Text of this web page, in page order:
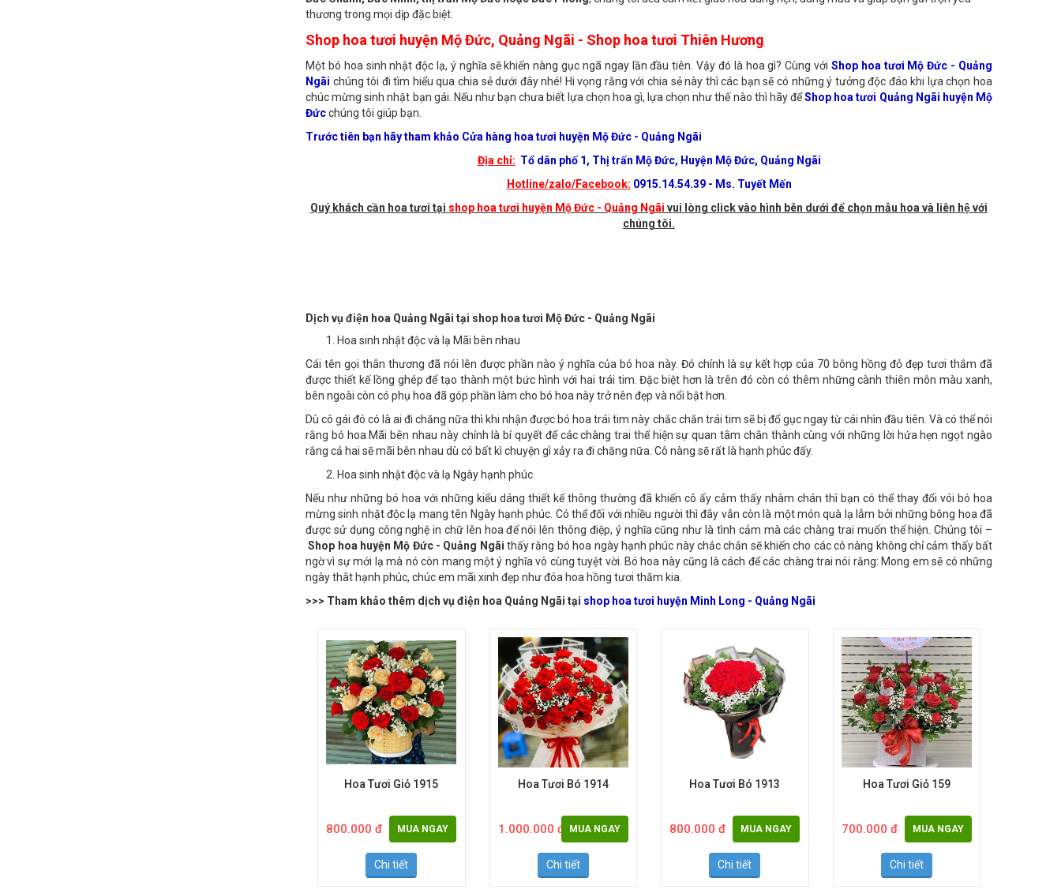
chuyên nghiệp. Dù người nhận ở
xã Long Phụng, xã Mỏ Cày, xã Mộ Đức, xã Lân Phong hay các địa danh cũ như
Đức Nhuận, Đức Hiệp,
Đức Chánh, Đức Minh, thị trấn Mộ Đức hoặc Đức Phong
thương trong mọi dịp đặc biệt.
Shop hoa tươi huyện Mộ Đức, Quảng Ngãi - Shop hoa tươi Thiên Hương
Một bó hoa sinh nhật độc lạ, ý nghĩa sẽ khiến nàng gục ngã ngay lần đầu tiên. Vậy đó là hoa gì? Cùng với Shop hoa tươi Mộ Đức - Quảng
Ngãi
chúng tôi đi tìm hiểu qua chia sẻ dưới đây nhé! Hi vọng rằng với chia sẻ này thì các bạn sẽ có những ý tưởng độc đáo khi lựa chọn hoa
chúc mừng sinh nhật bạn gái. Nếu như bạn chưa biết lựa chọn hoa gì, lựa chọn như thế nào thì hãy để
Đứcchúng tôi giúp bạn.
Trước tiên bạn hãy tham khảo Cửa hàng hoa tươi huyện Mộ Đức - Quảng Ngãi
Địa chỉ:Tổ dân phố 1, Thị trấn Mộ Đức, Huyện Mộ Đức, Quảng Ngãi
Hotline/zalo/Facebook: 0915.14.54.39 - Ms. Tuyết Mến
shop hoa tươi huyện Mộ Đức - Quảng Ngãivui lòng click vào hình bên dưới để chọn mẫu hoa và liên hệ với
Dịch vụ điện hoa Quảng Ngãi tại shop hoa tươi Mộ Đức - Quảng Ngãi
Hoa sinh nhật độc và lạ Mãi bên nhau
Cái tên gọi thân thương đã nói lên được phần nào ý nghĩa của bó hoa này. Đó chính là sự kết hợp của 70 bông hồng đỏ đẹp tươi thắm đã
được thiết kế lồng ghép để tạo thành một bức hình với hai trái tim. Đặc biệt hơn là trên đó còn có thêm những cành thiên môn màu xanh,
bên ngoài còn có phụ hoa đã góp phần làm cho bó hoa này trở nên đẹp và nổi bật hơn.
Dù cô gái đó có là ai đi chăng nữa thì khi nhận được bó hoa trái tim này chắc chắn trái tim sẽ bị đổ gục ngay từ cái nhìn đầu tiên. Và có thể nói
rằng bó hoa Mãi bên nhau này chính là bí quyết để các chàng trai thể hiện sự quan tâm chân thành cùng với những lời hứa hẹn ngọt ngào
rằng cả hai sẽ mãi bên nhau dù có bất kì chuyện gì xảy ra đi chăng nữa. Cô nàng sẽ rất là hạnh phúc đấy.
Hoa sinh nhật độc và lạ Ngày hạnh phúc
Nếu như những bó hoa với những kiểu dáng thiết kế thông thường đã khiến cô ấy cảm thấy nhàm chán thì bạn có thể thay đổi vói bó hoa
mừng sinh nhật độc lạ mang tên Ngày hạnh phúc. Có thể đối với nhiều người thì đây vẫn còn là một món quà lạ lẫm bởi những bông hoa đã
được sử dụng công nghệ in chữ lên hoa để nói lên thông điệp, ý nghĩa cũng như là tình cảm mà các chàng trai muốn thể hiện. Chúng tôi –
Shop hoa huyện Mộ Đức - Quảng Ngãi thấy rằng bó hoa ngày hạnh phúc này chắc chắn sẽ khiến cho các cô nàng không chỉ cảm thấy bất
ngờ vì sự mới lạ mà nó còn mang một ý nghĩa vô cùng tuyệt vời. Bó hoa này cũng là cách để các chàng trai nói rằng: Mong em sẽ có những
ngày thât hạnh phúc, chúc em mãi xinh đẹp như đóa hoa hồng tươi thắm kia.
800.000 đ MUA NGAY 1.000.000 đ MUA NGAY 800.000 đ MUA NGAY 700.000 đ MUA NGAY